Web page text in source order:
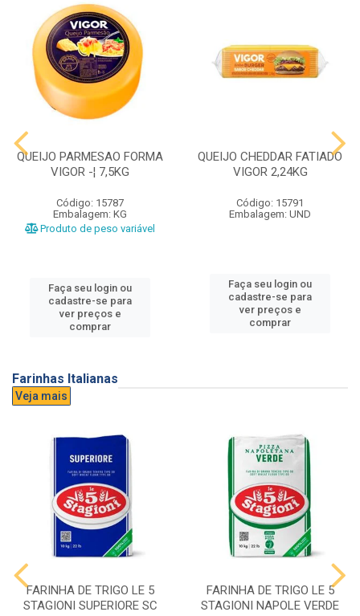
QUEIJO PARMESAO FORMA
VIGOR -¦ 7,5KG
Código: 15787
Embalagem: KG
Produto de peso variável
Faça seu login ou
cadastre-se para
ver preços e
comprar
QUEIJO CHEDDAR FATIADO
VIGOR 2,24KG
Código: 15791
Embalagem: UND
Faça seu login ou
cadastre-se para
ver preços e
comprar
Farinhas Italianas
Veja mais
FARINHA DE TRIGO LE 5
STAGIONI SUPERIORE SC
FARINHA DE TRIGO LE 5
STAGIONI NAPOLE VERDE